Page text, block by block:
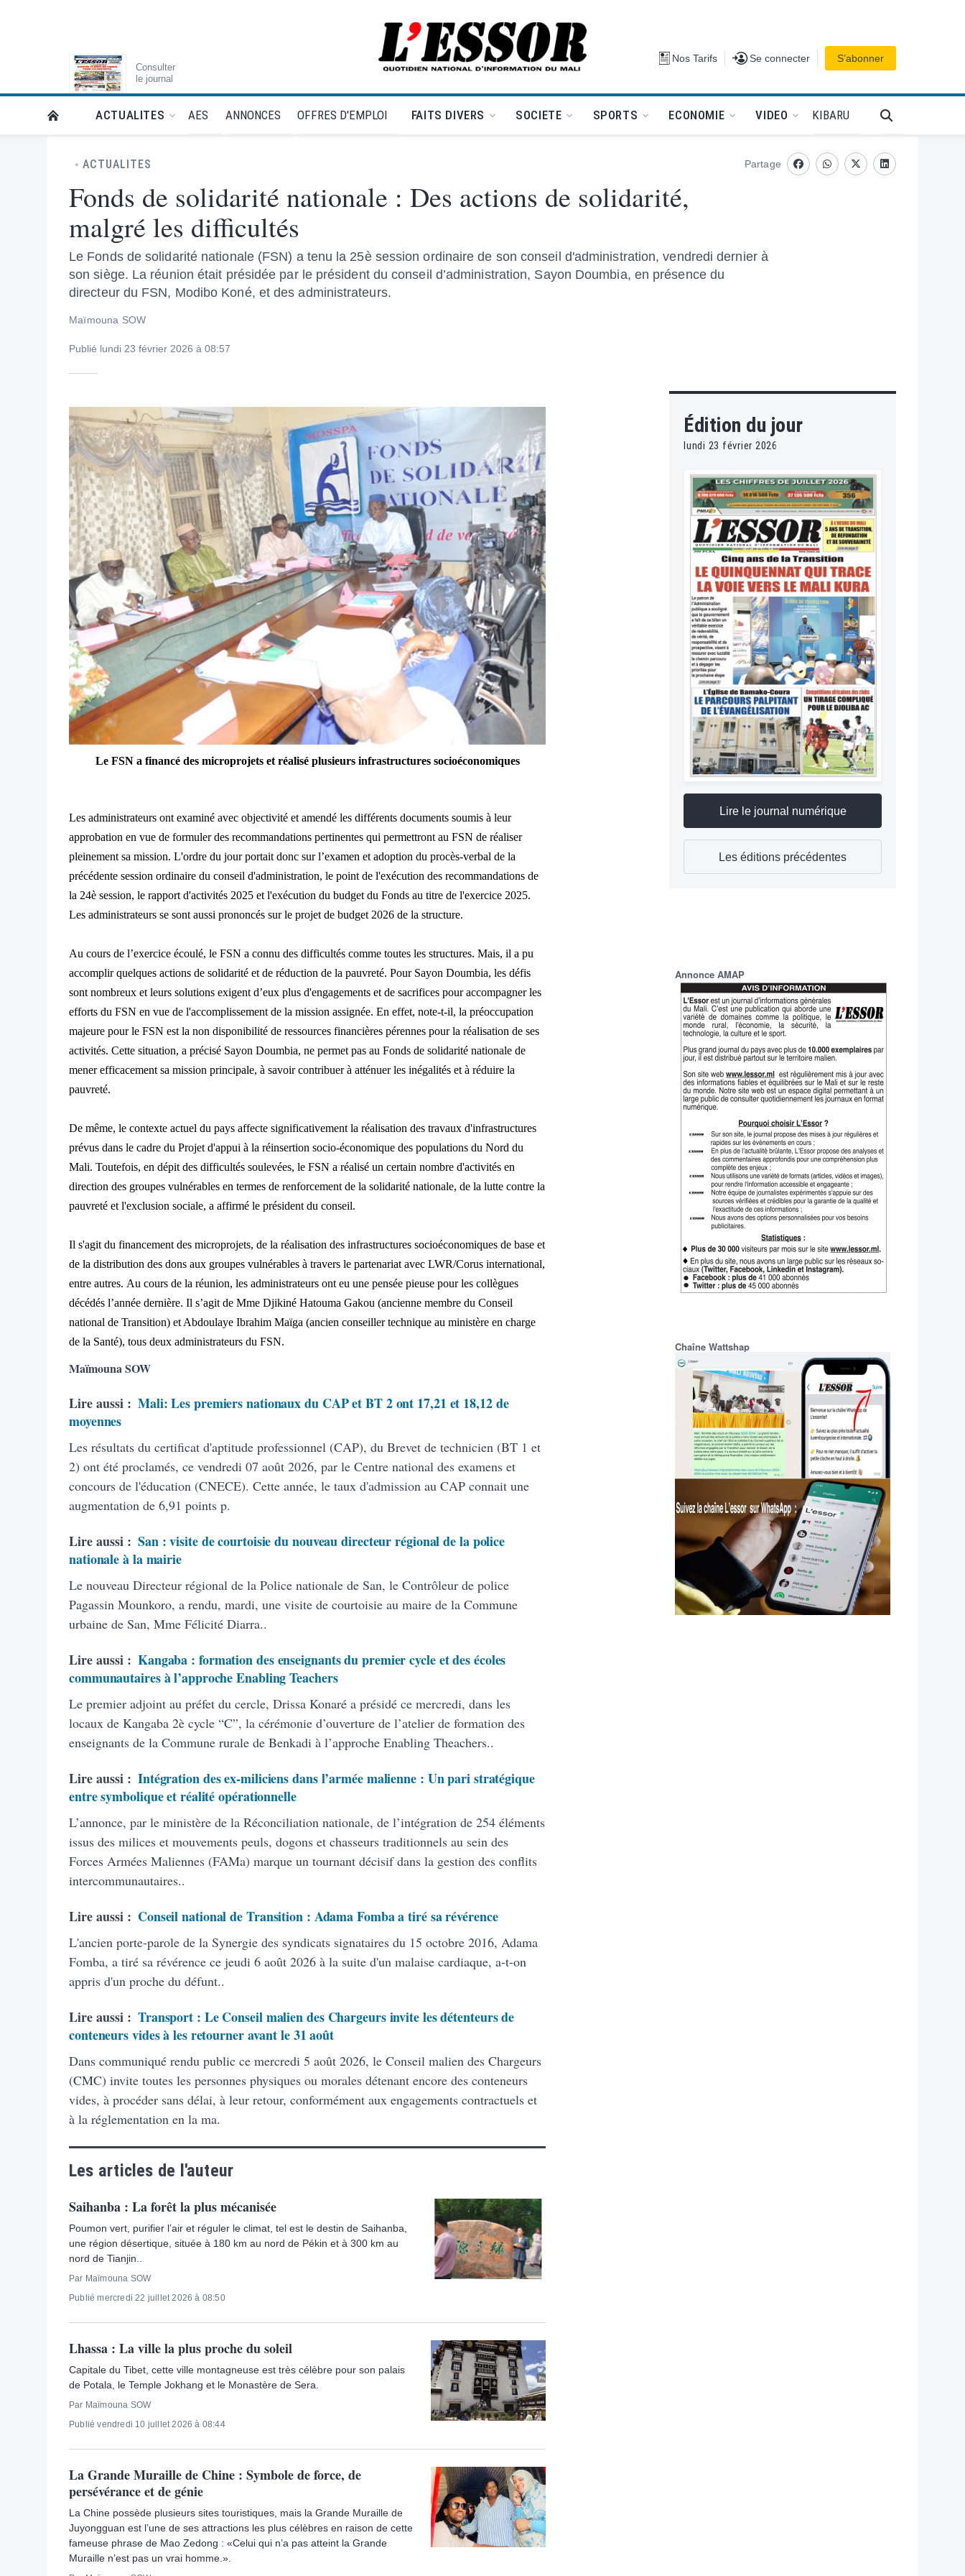
Consulter
le journal
L'Essor - retour à la une Nos Tarifs Se connecter
Se connecter S’abonner
RETOUR À LA PAGE D’ACCUEIL DE L'ESSOR
ACTUALITES AES ANNONCES OFFRES D'EMPLOI FAITS DIVERS SOCIETE SPORTS ECONOMIE VIDEO KIBARU
ACTUALITES
Fonds de solidarité nationale : Des actions de solidarité,
malgré les difficultés
Le Fonds de solidarité nationale (FSN) a tenu la 25è session ordinaire de son conseil d'administration, vendredi dernier à
son siège. La réunion était présidée par le président du conseil d’administration, Sayon Doumbia, en présence du
directeur du FSN, Modibo Koné, et des administrateurs.
Maïmouna SOW
Publié lundi 23 février 2026 à 08:57
Partage
FacebookwhatsappTwitterLinkedin
Le FSN a financé des microprojets et réalisé plusieurs infrastructures socioéconomiques
Les administrateurs ont examiné avec objectivité et amendé les différents documents soumis à leur
approbation en vue de formuler des recommandations pertinentes qui permettront au FSN de réaliser
pleinement sa mission. L'ordre du jour portait donc sur l’examen et adoption du procès-verbal de la
précédente session ordinaire du conseil d'administration, le point de l'exécution des recommandations de
la 24è session, le rapport d'activités 2025 et l'exécution du budget du Fonds au titre de l'exercice 2025.
Les administrateurs se sont aussi prononcés sur le projet de budget 2026 de la structure.
Au cours de l’exercice écoulé, le FSN a connu des difficultés comme toutes les structures. Mais, il a pu
accomplir quelques actions de solidarité et de réduction de la pauvreté. Pour Sayon Doumbia, les défis
sont nombreux et leurs solutions exigent d’eux plus d'engagements et de sacrifices pour accompagner les
efforts du FSN en vue de l'accomplissement de la mission assignée. En effet, note-t-il, la préoccupation
majeure pour le FSN est la non disponibilité de ressources financières pérennes pour la réalisation de ses
activités. Cette situation, a précisé Sayon Doumbia, ne permet pas au Fonds de solidarité nationale de
mener efficacement sa mission principale, à savoir contribuer à atténuer les inégalités et à réduire la
pauvreté.
De même, le contexte actuel du pays affecte significativement la réalisation des travaux d'infrastructures
prévus dans le cadre du Projet d'appui à la réinsertion socio-économique des populations du Nord du
Mali. Toutefois, en dépit des difficultés soulevées, le FSN a réalisé un certain nombre d'activités en
direction des groupes vulnérables en termes de renforcement de la solidarité nationale, de la lutte contre la
pauvreté et l'exclusion sociale, a affirmé le président du conseil.
Il s'agit du financement des microprojets, de la réalisation des infrastructures socioéconomiques de base et
de la distribution des dons aux groupes vulnérables à travers le partenariat avec LWR/Corus international,
entre autres. Au cours de la réunion, les administrateurs ont eu une pensée pieuse pour les collègues
décédés l’année dernière. Il s’agit de Mme Djikiné Hatouma Gakou (ancienne membre du Conseil
national de Transition) et Abdoulaye Ibrahim Maïga (ancien conseiller technique au ministère en charge
de la Santé), tous deux administrateurs du FSN.
Maïmouna SOW
Lire aussi : Mali: Les premiers nationaux du CAP et BT 2 ont 17,21 et 18,12 de
moyennes
Les résultats du certificat d'aptitude professionnel (CAP), du Brevet de technicien (BT 1 et
2) ont été proclamés, ce vendredi 07 août 2026, par le Centre national des examens et
concours de l'éducation (CNECE). Cette année, le taux d'admission au CAP connait une
augmentation de 6,91 points p.
Lire aussi : San : visite de courtoisie du nouveau directeur régional de la police
nationale à la mairie
Le nouveau Directeur régional de la Police nationale de San, le Contrôleur de police
Pagassin Mounkoro, a rendu, mardi, une visite de courtoisie au maire de la Commune
urbaine de San, Mme Félicité Diarra..
Lire aussi : Kangaba : formation des enseignants du premier cycle et des écoles
communautaires à l’approche Enabling Teachers
Le premier adjoint au préfet du cercle, Drissa Konaré a présidé ce mercredi, dans les
locaux de Kangaba 2è cycle “C”, la cérémonie d’ouverture de l’atelier de formation des
enseignants de la Commune rurale de Benkadi à l’approche Enabling Theachers..
Lire aussi : Intégration des ex-miliciens dans l’armée malienne : Un pari stratégique
entre symbolique et réalité opérationnelle
L’annonce, par le ministère de la Réconciliation nationale, de l’intégration de 254 éléments
issus des milices et mouvements peuls, dogons et chasseurs traditionnels au sein des
Forces Armées Maliennes (FAMa) marque un tournant décisif dans la gestion des conflits
intercommunautaires..
Lire aussi : Conseil national de Transition : Adama Fomba a tiré sa révérence
L'ancien porte-parole de la Synergie des syndicats signataires du 15 octobre 2016, Adama
Fomba, a tiré sa révérence ce jeudi 6 août 2026 à la suite d'un malaise cardiaque, a-t-on
appris d'un proche du défunt..
Lire aussi : Transport : Le Conseil malien des Chargeurs invite les détenteurs de
conteneurs vides à les retourner avant le 31 août
Dans communiqué rendu public ce mercredi 5 août 2026, le Conseil malien des Chargeurs
(CMC) invite toutes les personnes physiques ou morales détenant encore des conteneurs
vides, à procéder sans délai, à leur retour, conformément aux engagements contractuels et
à la réglementation en la ma.
Les articles de l'auteur
Saihanba : La forêt la plus mécanisée
Poumon vert, purifier l’air et réguler le climat, tel est le destin de Saihanba,
une région désertique, située à 180 km au nord de Pékin et à 300 km au
nord de Tianjin..
Par Maïmouna SOW
Publié mercredi 22 juillet 2026 à 08:50
Lhassa : La ville la plus proche du soleil
Capitale du Tibet, cette ville montagneuse est très célèbre pour son palais
de Potala, le Temple Jokhang et le Monastère de Sera.
Par Maïmouna SOW
Publié vendredi 10 juillet 2026 à 08:44
La Grande Muraille de Chine : Symbole de force, de
persévérance et de génie
La Chine possède plusieurs sites touristiques, mais la Grande Muraille de
Juyongguan est l’une de ses attractions les plus célèbres en raison de cette
fameuse phrase de Mao Zedong : «Celui qui n’a pas atteint la Grande
Muraille n’est pas un vrai homme.».
Édition du jour
lundi 23 février 2026
Lire le journal numérique
Les éditions précédentes
Annonce AMAP
Chaîne Wattshap